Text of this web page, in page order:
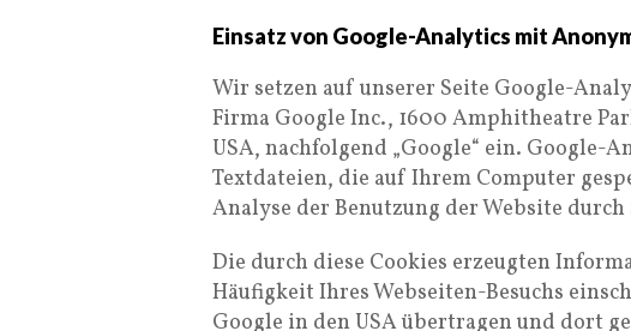
Einsatz von Google-Analytics mit
Wir setzen auf unserer Seite Google-
Firma Google Inc., 1600 Amphitheatre
USA, nachfolgend „Google“ ein. Google-
Textdateien, die auf Ihrem Computer
Analyse der Benutzung der Website
Die durch diese Cookies erzeugten
Häufigkeit Ihres Webseiten-Besuchs
Google in den USA übertragen und dort